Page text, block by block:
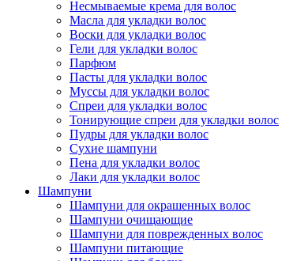
Несмываемые крема для волос
Масла для укладки волос
Воски для укладки волос
Гели для укладки волос
Парфюм
Пасты для укладки волос
Муссы для укладки волос
Спреи для укладки волос
Тонирующие спреи для укладки волос
Пудры для укладки волос
Сухие шампуни
Пена для укладки волос
Лаки для укладки волос
Шампуни
Шампуни для окрашенных волос
Шампуни очищающие
Шампуни для поврежденных волос
Шампуни питающие